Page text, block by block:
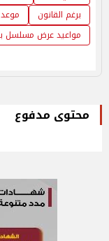
برغم القانون
مواعيد عرض مسلسل
محتوى مدفوع